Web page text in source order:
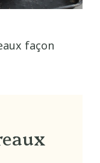
façon